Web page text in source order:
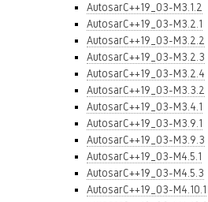
AutosarC++19_03-M3.1.2
AutosarC++19_03-M3.2.1
AutosarC++19_03-M3.2.2
AutosarC++19_03-M3.2.3
AutosarC++19_03-M3.2.4
AutosarC++19_03-M3.3.2
AutosarC++19_03-M3.4.1
AutosarC++19_03-M3.9.1
AutosarC++19_03-M3.9.3
AutosarC++19_03-M4.5.1
AutosarC++19_03-M4.5.3
AutosarC++19_03-M4.10.1